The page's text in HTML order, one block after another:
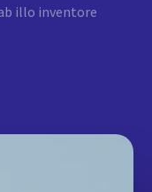
illo inventore